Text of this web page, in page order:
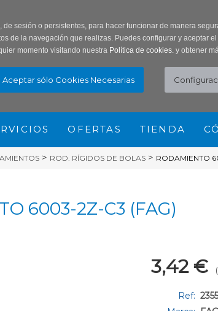
sesión o persistentes, para hacer funcionar de manera
de la navegación que realizas. Puedes configurar y aceptar
momento visitando nuestra Política de cookies. y obtener
OFERTAS TIENDA
> ROD. RÍGIDOS DE BOLAS > RODAMIENTO
6003-2Z-C3 (FAG)
3,42 €
Ref: